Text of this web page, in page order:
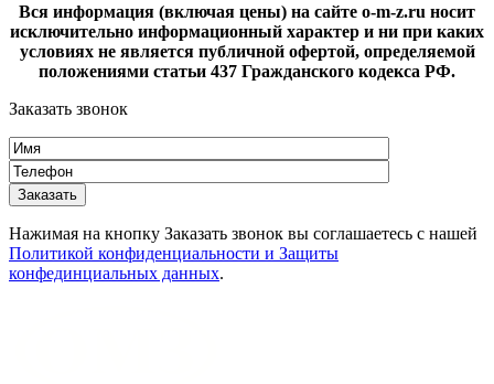
Вся информация (включая цены) на сайте o-m-z.ru носит
исключительно информационный характер и ни при каких
условиях не является публичной офертой, определяемой
положениями статьи 437 Гражданского кодекса РФ.
Заказать звонок
Нажимая на кнопку Заказать звонок вы соглашаетесь с нашей
Политикой конфиденциальности и Защиты
конфединциальных данных.